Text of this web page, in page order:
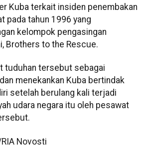
Kuba terkait insiden penembakan
pada tahun 1996 yang
kelompok pengasingan
Brothers to the Rescue.
tuduhan tersebut sebagai
menekankan Kuba bertindak
setelah berulang kali terjadi
udara negara itu oleh pesawat
Novosti